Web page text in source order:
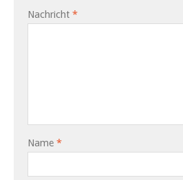
Nachricht *
Name *